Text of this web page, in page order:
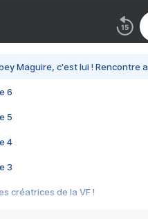
Maguire, c'est lui ! Rencontre
6
5
4
3
créatrices de la VF !